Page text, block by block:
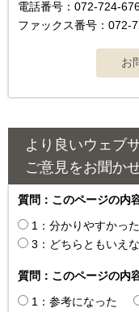
電話番号：072-724-
ファックス番号：072-
より良いウェブ
ご意見をお聞か
質問：このページの内
1：分かりやすかった
3：どちらともいえ
質問：このページの内
1：参考になった